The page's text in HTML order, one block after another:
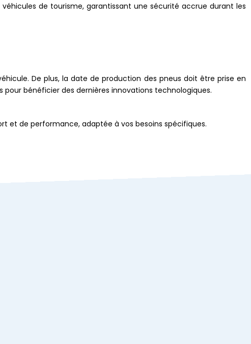
de tourisme, garantissant une sécurité accrue durant les
De plus, la date de production des pneus doit être prise en
bénéficier des dernières innovations technologiques.
et de performance, adaptée à vos besoins spécifiques.